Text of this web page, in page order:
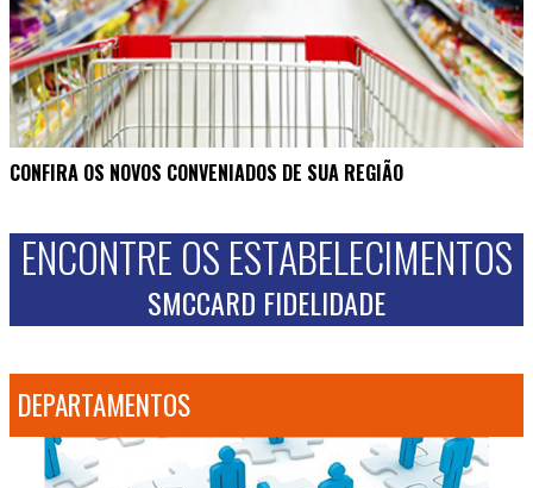
CONFIRA OS NOVOS CONVENIADOS DE SUA REGIÃO
ENCONTRE OS ESTABELECIMENTOS
SMCCARD FIDELIDADE
DEPARTAMENTOS